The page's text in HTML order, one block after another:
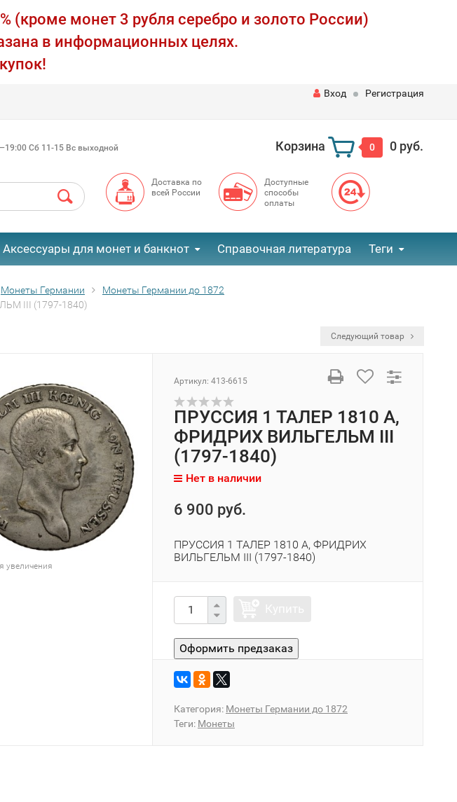
(кроме монет 3 рубля серебро и золото России)
в информационных целях.
Вход Регистрация
Сб 11-15 Вс выходной Корзина 0 0 руб.
Доставка по
всей России
Доступные
способы
оплаты
Аксессуары для монет и банкнот Справочная литература Теги
Монеты Германии
Монеты Германии до 1872
III (1797-1840)
Следующий товар
увеличения
Артикул: 413-6615
ПРУССИЯ 1 ТАЛЕР 1810 A,
ФРИДРИХ ВИЛЬГЕЛЬМ III
(1797-1840)
Нет в наличии
6 900 руб.
ПРУССИЯ 1 ТАЛЕР 1810 A, ФРИДРИХ
ВИЛЬГЕЛЬМ III (1797-1840)
Категория: Монеты Германии до 1872
Теги: Монеты